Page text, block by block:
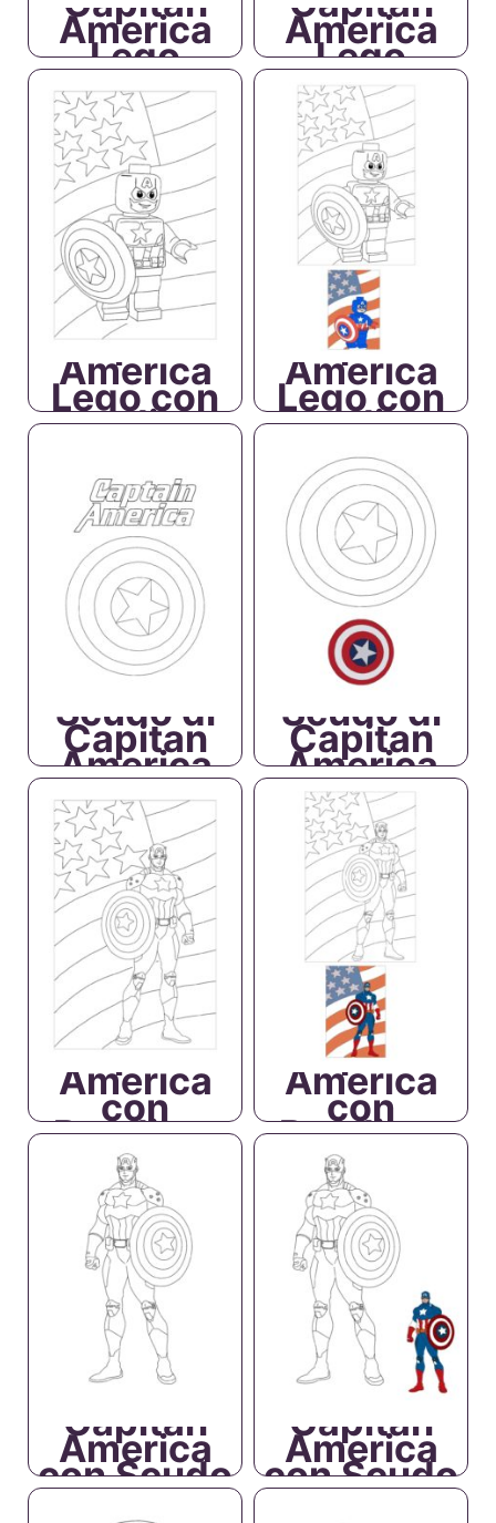
America
Lego
America
Lego
Capitan
America
Lego con
Bandiera
Capitan
America
Lego con
Bandiera
Scudo di
Capitan
America
Scudo di
Capitan
America
Capitan
America
con
Bandiera
Capitan
America
con
Bandiera
Capitan
America
con Scudo
Capitan
America
con Scudo